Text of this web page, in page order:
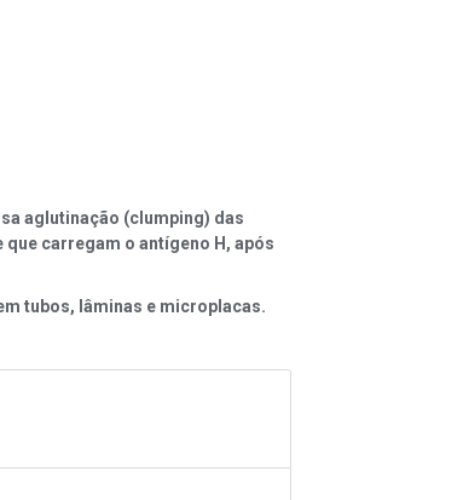
aglutinação (clumping) das
que carregam o antígeno H, após
tubos, lâminas e microplacas.